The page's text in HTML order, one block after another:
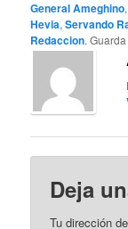
General Ameghino
Hevia,Servando
Redaccion.
Deja
Tu dirección